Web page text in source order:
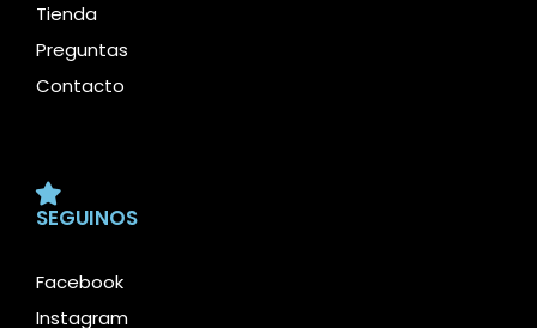
Tienda
Preguntas
Contacto
SEGUINOS
Facebook
Instagram